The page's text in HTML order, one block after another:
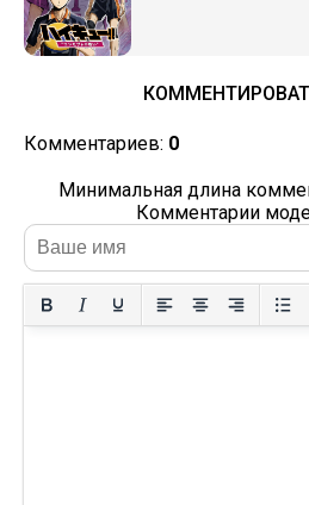
Комментариев: 0
Минимальная длина
Комментарии